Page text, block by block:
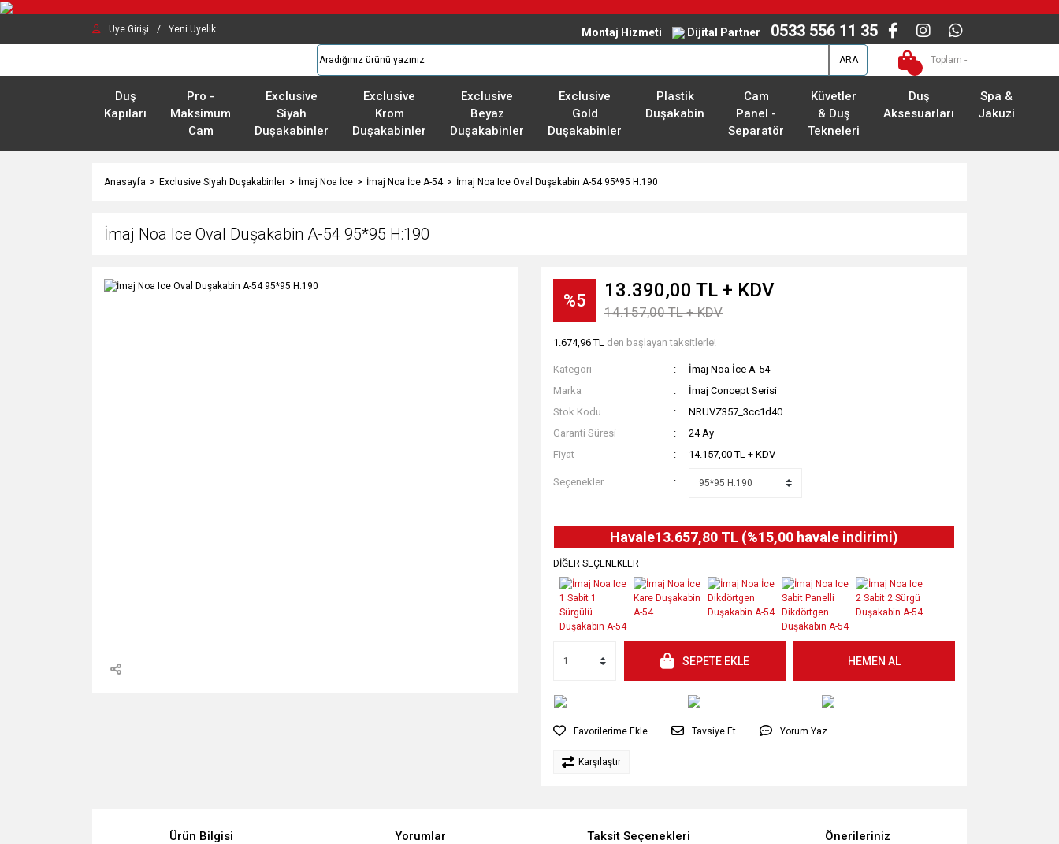
Üye Girişi / Yeni Üyelik Montaj Hizmeti Dijital Partner 0533 556 11 35
ARA Toplam -
Duş
Kapıları
Pro -
Maksimum
Cam
Exclusive
Siyah
Duşakabinler
Exclusive
Krom
Duşakabinler
Exclusive
Beyaz
Duşakabinler
Exclusive
Gold
Duşakabinler
Plastik
Duşakabin
Cam
Panel -
Separatör
Küvetler
& Duş
Tekneleri
Duş
Aksesuarları
Spa &
Jakuzi
Anasayfa Exclusive Siyah Duşakabinler İmaj Noa İce İmaj Noa İce A-54 İmaj Noa Ice Oval Duşakabin A-54 95*95 H:190
İmaj Noa Ice Oval Duşakabin A-54 95*95 H:190
%5 13.390,00 TL + KDV
14.157,00 TL + KDV
1.674,96 TL den başlayan taksitlerle!
Kategori
İmaj Noa İce A-54
Marka
İmaj Concept Serisi
Stok Kodu
NRUVZ357_3cc1d40
Garanti Süresi
24 Ay
Fiyat
14.157,00 TL + KDV
Seçenekler
Havale13.657,80 TL (%15,00 havale indirimi)
DİĞER SEÇENEKLER
SEPETE EKLE HEMEN AL
Tavsiye Et Yorum Yaz
Karşılaştır
Ürün Bilgisi Yorumlar Taksit Seçenekleri Önerileriniz